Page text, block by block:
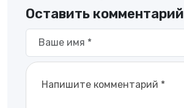
Оставить комментарий